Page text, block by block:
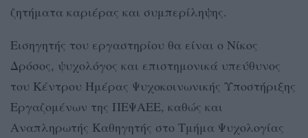
ζητήματα καριέρας και συμπερίληψης.
Εισηγητής του εργαστηρίου θα είναι ο Νίκος
Δρόσος, ψυχολόγος και επιστημονικά υπεύθυνος
του Κέντρου Ημέρας Ψυχοκοινωνικής Υποστήριξης
Εργαζομένων της ΠΕΨΑΕΕ, καθώς και
Αναπληρωτής Καθηγητής στο Τμήμα Ψυχολογίας